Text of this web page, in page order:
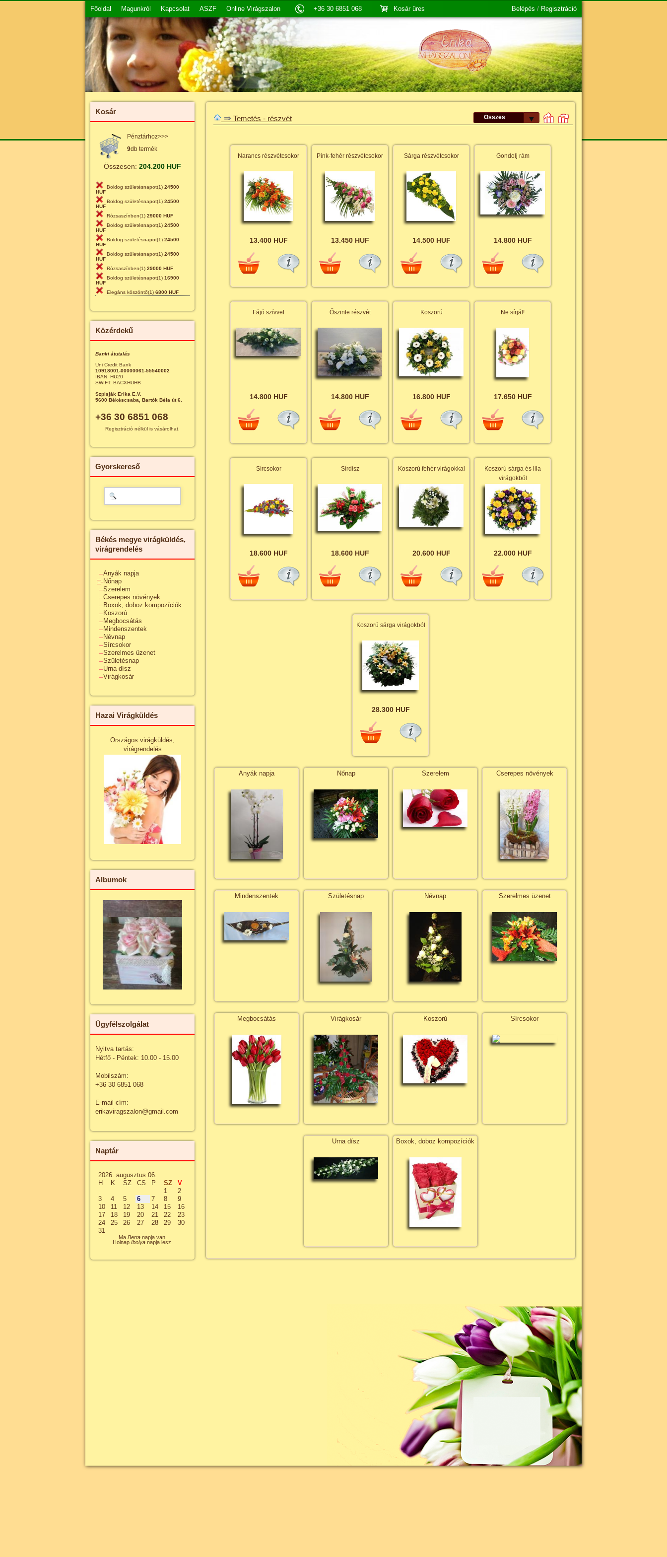
Főoldal Magunkról Kapcsolat ASZF Online Virágszalon +36 30 6851 068 Kosár üres Belépés / Regisztráció
Kosár
Pénztárhoz>>>
9db termék
Összesen: 204.200 HUF
Boldog születésnapot(1) 24500
HUF
Boldog születésnapot(1) 24500
HUF
Rózsaszínben(1) 29000 HUF
Boldog születésnapot(1) 24500
HUF
Boldog születésnapot(1) 24500
HUF
Boldog születésnapot(1) 24500
HUF
Rózsaszínben(1) 29000 HUF
Boldog születésnapot(1) 16900
HUF
Elegáns köszöntő(1) 6800 HUF
Közérdekű
Banki átutalás
Uni Credit Bank
10918001-00000061-55540002
IBAN: HU20
SWIFT: BACXHUHB
Szpisják Erika E.V.
5600 Békéscsaba, Bartók Béla út 6.
+36 30 6851 068
Regisztráció nélkül is vásárolhat.
Gyorskereső
Békés megye virágküldés,
virágrendelés
Anyák napja
Nőnap
Szerelem
Cserepes növények
Boxok, doboz kompozíciók
Koszorú
Megbocsátás
Mindenszentek
Névnap
Sírcsokor
Szerelmes üzenet
Születésnap
Urna dísz
Virágkosár
Hazai Virágküldés
Országos virágküldés,
virágrendelés
Albumok
Ügyfélszolgálat
Nyitva tartás:
Hétfő - Péntek: 10.00 - 15.00
Mobilszám:
+36 30 6851 068
E-mail cím:
erikaviragszalon@gmail.com
Naptár
2026. augusztus 06.
H
K SZ CS P SZ
V
1
2
3
4 5 6 7 8
9
10
11 12 13 14 15
16
17
18 19 20 21 22
23
24
25 26 27 28 29
30
31
Ma Bertanapja van.
Holnap Ibolyanapja lesz.
⇒ Temetés - részvét Összes ▼
Narancs részvétcsokor
13.400 HUF
Pink-fehér részvétcsokor
13.450 HUF
Sárga részvétcsokor
14.500 HUF
Gondolj rám
14.800 HUF
Fájó szívvel
14.800 HUF
Őszinte részvét
14.800 HUF
Koszorú
16.800 HUF
Ne sírjál!
17.650 HUF
Sírcsokor
18.600 HUF
Sírdísz
18.600 HUF
Koszorú fehér virágokkal
20.600 HUF
Koszorú sárga és lila
virágokból
22.000 HUF
Koszorú sárga virágokból
28.300 HUF
Anyák napja Nőnap Szerelem Cserepes növények
Mindenszentek Születésnap Névnap Szerelmes üzenet
Megbocsátás Virágkosár Koszorú Sírcsokor
Urna dísz Boxok, doboz kompozíciók